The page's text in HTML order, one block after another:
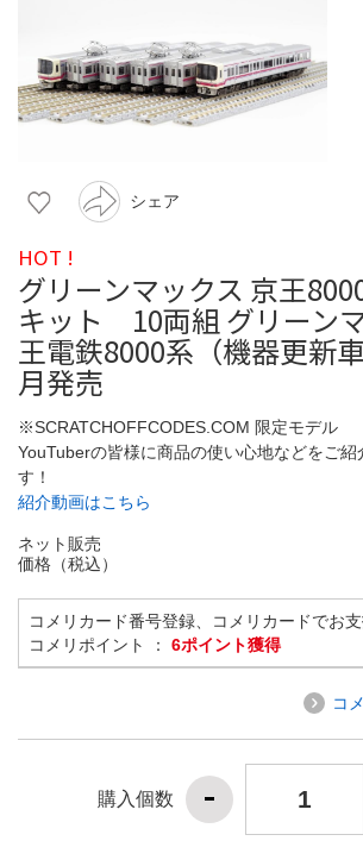
シェア
HOT !
グリーンマックス 京王
キット 10両組 グリーン
王電鉄8000系（機器更新
月発売
※SCRATCHOFFCODES.COM 限定モデル
YouTuberの皆様に商品の使い心地などをご紹
す！
紹介動画はこちら
ネット販売
価格（税込）
コメリカード番号登録、コメリカードでお
コメリポイント ： 6ポイント獲得
コ
購入個数